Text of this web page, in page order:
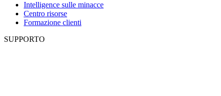
Intelligence sulle minacce
Centro risorse
Formazione clienti
SUPPORTO